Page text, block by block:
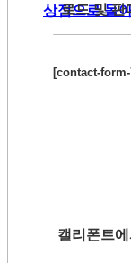
상점으로 돌
로드 및 판
[contact-
캘리폰트